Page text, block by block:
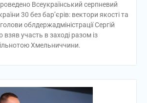
Всеукраїнський серпневий
30 без бар’єрів: вектори якості та
голови облдержадміністрації Сергій
взяв участь в заході разом із
Хмельниччини.